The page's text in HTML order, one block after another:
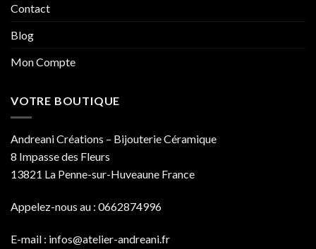
Contact
Blog
Mon Compte
VOTRE BOUTIQUE
Andreani Créations – Bijouterie Céramique
8 Impasse des Fleurs
13821 La Penne-sur-Huveaune France
Appelez-nous au : 0662874996
E-mail : infos@atelier-andreani.fr